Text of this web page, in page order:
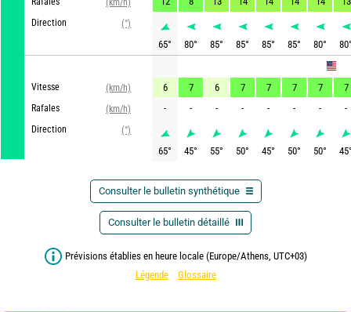
Direction
(°)
GFS
Vitesse
(km/h)
Rafales
(km/h)
Direction
(°)
65° 80° 85° 85° 85° 85° 80° 80
6 7 6 7 7 7 7
7
-
- - - - - - -
65° 45° 55° 50° 45° 50° 50° 45
Consulter le bulletin synthétique
Consulter le bulletin détaillé
Prévisions établies en heure locale (Europe/Athens, UTC+03)
Légende
Glossaire